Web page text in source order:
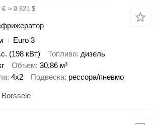
€ ≈ 9 821 $
Euro 3
(198 кВт) Топливо дизель
Объем 30,86 м³
4x2 Подвеска рессора/пневмо